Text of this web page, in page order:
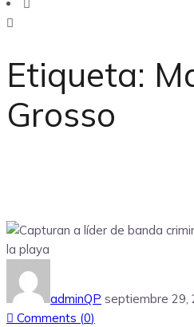
Etiqueta:
Grosso
adminQP septiembre 29,
Comments (0)